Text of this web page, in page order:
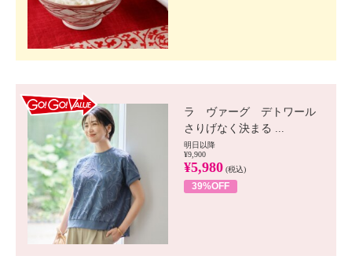
ラ ヴァーグ デトワール
さりげなく決まる ...
明日以降
¥9,900
¥5,980 (税込)
39%OFF